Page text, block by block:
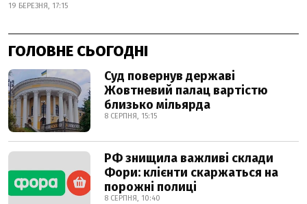
19 БЕРЕЗНЯ, 17:15
ГОЛОВНЕ СЬОГОДНІ
Суд повернув державі
Жовтневий палац вартістю
близько мільярда
8 СЕРПНЯ, 15:15
РФ знищила важливі склади
Фори: клієнти скаржаться на
порожні полиці
8 СЕРПНЯ, 10:40